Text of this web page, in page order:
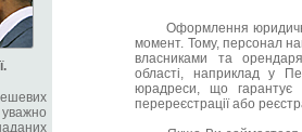
Оформлення юридичної
момент. Тому, персонал
власниками та
області, наприклад у
юрадреси, що гарантує
перереєстрації або